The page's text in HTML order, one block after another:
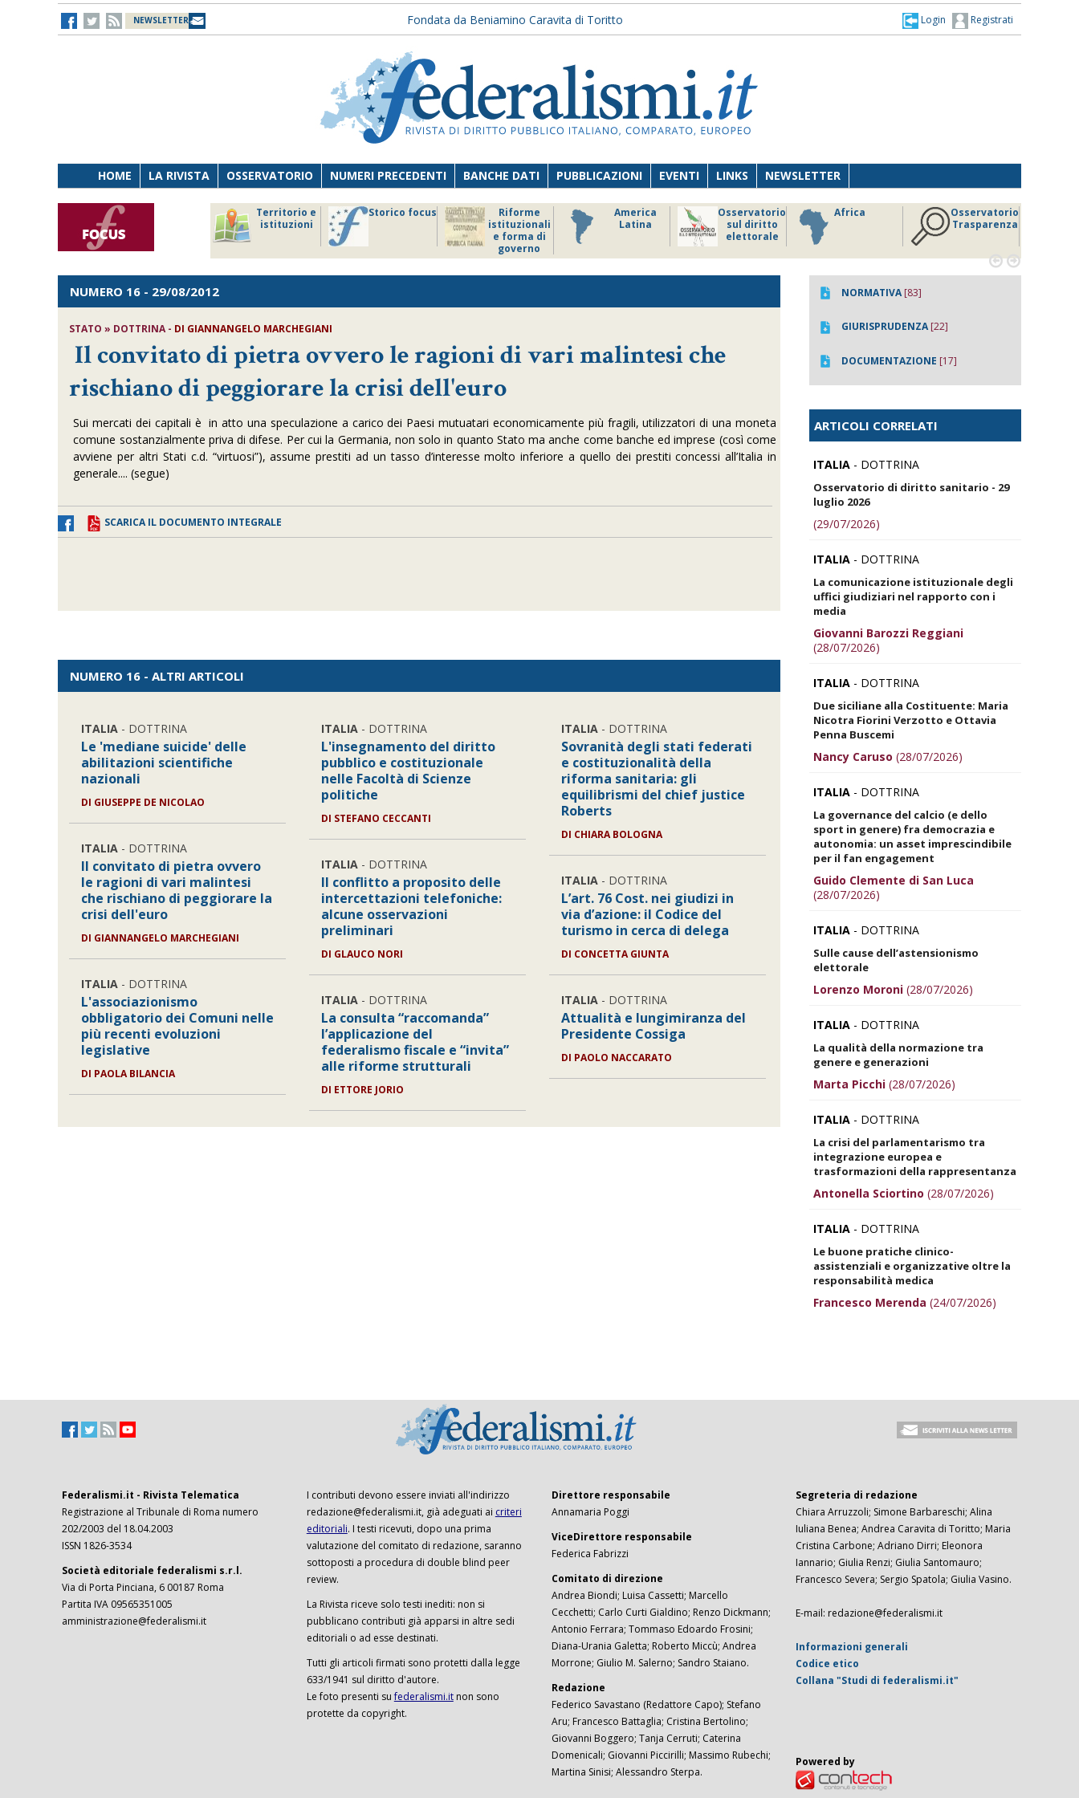
NEWSLETTER Fondata da Beniamino Caravita di Toritto Registrati
Login
HOME LA RIVISTA OSSERVATORIO NUMERI PRECEDENTI BANCHE DATI PUBBLICAZIONI EVENTI LINKS NEWSLETTER
Territorio e
istituzioni
Storico focus
Riforme
istituzionali
e forma di
governo
America
Latina
Osservatorio
sul diritto
elettorale
Africa
Osservatorio
Trasparenza
 
NUMERO 16 - 29/08/2012
STATO » DOTTRINA - DI GIANNANGELO MARCHEGIANI
Il convitato di pietra ovvero le ragioni di vari malintesi che
rischiano di peggiorare la crisi dell'euro
Sui mercati dei capitali è in atto una speculazione a carico dei Paesi mutuatari economicamente più fragili, utilizzatori di una moneta
comune sostanzialmente priva di difese. Per cui la Germania, non solo in quanto Stato ma anche come banche ed imprese (così come
avviene per altri Stati c.d. “virtuosi”), assume prestiti ad un tasso d’interesse molto inferiore a quello dei prestiti concessi all’Italia in
generale.... (segue)
SCARICA IL DOCUMENTO INTEGRALE
NUMERO 16 - ALTRI ARTICOLI
ITALIA - DOTTRINA
Le 'mediane suicide' delle
abilitazioni scientifiche
nazionali
DI GIUSEPPE DE NICOLAO
ITALIA - DOTTRINA
Il convitato di pietra ovvero
le ragioni di vari malintesi
che rischiano di peggiorare la
crisi dell'euro
DI GIANNANGELO MARCHEGIANI
ITALIA - DOTTRINA
L'associazionismo
obbligatorio dei Comuni nelle
più recenti evoluzioni
legislative
DI PAOLA BILANCIA
ITALIA - DOTTRINA
L'insegnamento del diritto
pubblico e costituzionale
nelle Facoltà di Scienze
politiche
DI STEFANO CECCANTI
ITALIA - DOTTRINA
Il conflitto a proposito delle
intercettazioni telefoniche:
alcune osservazioni
preliminari
DI GLAUCO NORI
ITALIA - DOTTRINA
La consulta “raccomanda”
l’applicazione del
federalismo fiscale e “invita”
alle riforme strutturali
DI ETTORE JORIO
ITALIA- DOTTRINA
Sovranità degli stati federati
e costituzionalità della
riforma sanitaria: gli
equilibrismi del chief justice
Roberts
DI CHIARA BOLOGNA
ITALIA- DOTTRINA
L’art. 76 Cost. nei giudizi in
via d’azione: il Codice del
turismo in cerca di delega
DI CONCETTA GIUNTA
ITALIA- DOTTRINA
Attualità e lungimiranza del
Presidente Cossiga
DI PAOLO NACCARATO
NORMATIVA[83]
GIURISPRUDENZA[22]
DOCUMENTAZIONE [17]
ARTICOLI CORRELATI
ITALIA - DOTTRINA
Osservatorio di diritto sanitario - 29
luglio 2026
(29/07/2026)
ITALIA - DOTTRINA
La comunicazione istituzionale degli
uffici giudiziari nel rapporto con i
media
Giovanni Barozzi Reggiani
(28/07/2026)
ITALIA - DOTTRINA
Due siciliane alla Costituente: Maria
Nicotra Fiorini Verzotto e Ottavia
Penna Buscemi
Nancy Caruso (28/07/2026)
ITALIA - DOTTRINA
La governance del calcio (e dello
sport in genere) fra democrazia e
autonomia: un asset imprescindibile
per il fan engagement
Guido Clemente di San Luca
(28/07/2026)
ITALIA - DOTTRINA
Sulle cause dell’astensionismo
elettorale
Lorenzo Moroni (28/07/2026)
ITALIA - DOTTRINA
La qualità della normazione tra
genere e generazioni
Marta Picchi (28/07/2026)
ITALIA - DOTTRINA
La crisi del parlamentarismo tra
integrazione europea e
trasformazioni della rappresentanza
Antonella Sciortino (28/07/2026)
ITALIA - DOTTRINA
Le buone pratiche clinico-
assistenziali e organizzative oltre la
responsabilità medica
Francesco Merenda (24/07/2026)
Federalismi.it - Rivista Telematica
Registrazione al Tribunale di Roma numero
202/2003 del 18.04.2003
ISSN 1826-3534
Società editoriale federalismi s.r.l.
Via di Porta Pinciana, 6 00187 Roma
Partita IVA 09565351005
amministrazione@federalismi.it
I contributi devono essere inviati all'indirizzo
redazione@federalismi.it, già adeguati ai criteri
editoriali. I testi ricevuti, dopo una prima
valutazione del comitato di redazione, saranno
sottoposti a procedura di double blind peer
review.
La Rivista riceve solo testi inediti: non si
pubblicano contributi già apparsi in altre sedi
editoriali o ad esse destinati.
Tutti gli articoli firmati sono protetti dalla legge
633/1941 sul diritto d'autore.
Le foto presenti sufederalismi.itnon sono
protette da copyright.
Direttore responsabile
Annamaria Poggi
ViceDirettore responsabile
Federica Fabrizzi
Comitato di direzione
Andrea Biondi; Luisa Cassetti; Marcello
Cecchetti; Carlo Curti Gialdino; Renzo Dickmann;
Antonio Ferrara; Tommaso Edoardo Frosini;
Diana-Urania Galetta; Roberto Miccù; Andrea
Morrone; Giulio M. Salerno; Sandro Staiano.
Redazione
Federico Savastano (Redattore Capo); Stefano
Aru; Francesco Battaglia; Cristina Bertolino;
Giovanni Boggero; Tanja Cerruti; Caterina
Domenicali; Giovanni Piccirilli; Massimo Rubechi;
Martina Sinisi; Alessandro Sterpa.
Segreteria di redazione
Chiara Arruzzoli; Simone Barbareschi; Alina
Iuliana Benea; Andrea Caravita di Toritto; Maria
Cristina Carbone; Adriano Dirri; Eleonora
Iannario; Giulia Renzi; Giulia Santomauro;
Francesco Severa; Sergio Spatola; Giulia Vasino.
E-mail: redazione@federalismi.it
Informazioni generali
Codice etico
Collana "Studi di federalismi.it"
Powered by